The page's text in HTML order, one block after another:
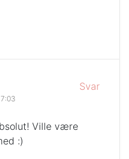
Ville være
:)
Svar